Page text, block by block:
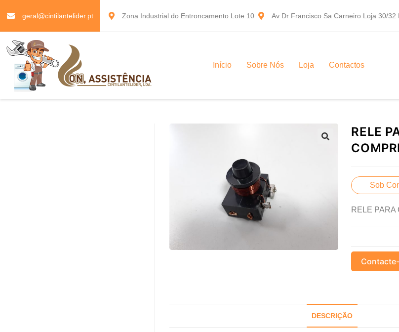
geral@cintilantelider.pt Zona Industrial do Entroncamento Lote 10 Av Dr Francisco Sa Carneiro Loja 30/32
Início Sobre Nós Loja Contactos
RELE
Sob
RELE PARA
DESCRIÇÃO